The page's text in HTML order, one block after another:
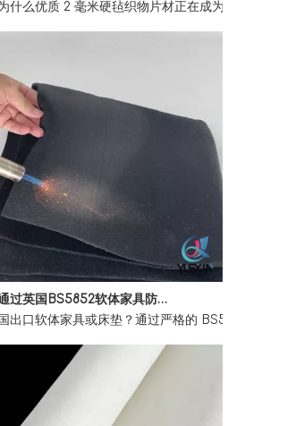
如何通过英国BS5852软体家具防火法规
出口软体家具或床垫？通过严格的 BS5852 第 2